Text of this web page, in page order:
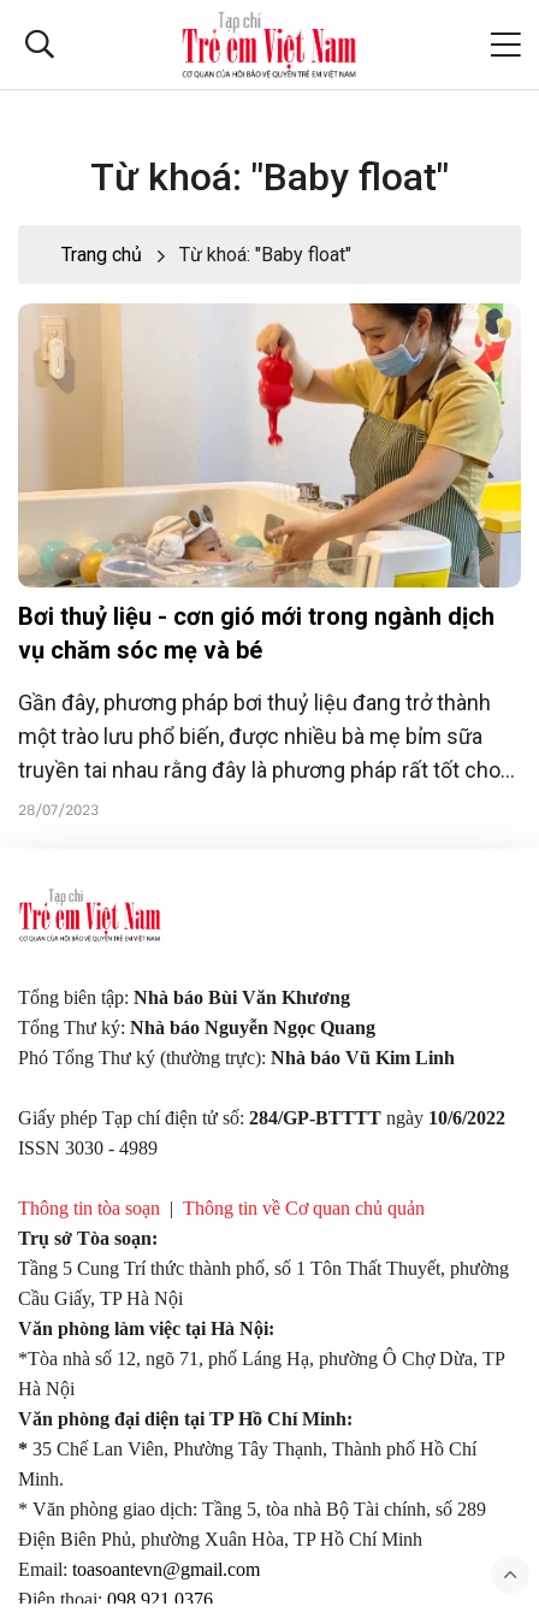
Từ khoá: "Baby float"
Trang chủ Từ khoá: "Baby float"
Bơi thuỷ liệu - cơn gió mới trong ngành dịch
vụ chăm sóc mẹ và bé
Gần đây, phương pháp bơi thuỷ liệu đang trở thành
một trào lưu phổ biến, được nhiều bà mẹ bỉm sữa
truyền tai nhau rằng đây là phương pháp rất tốt cho
sự phát triển của trẻ. Tuy nhiên, trên thị trường vẫn
28/07/2023
Tổng biên tập: Nhà báo Bùi Văn Khương
Tổng Thư ký: Nhà báo Nguyễn Ngọc Quang
Phó Tổng Thư ký (thường trực): Nhà báo Vũ Kim Linh
Giấy phép Tạp chí điện tử số: 284/GP-BTTTT ngày 10/6/2022
ISSN 3030 - 4989
Thông tin tòa soạn | Thông tin về Cơ quan chủ quản
Trụ sở Tòa soạn:
Tầng 5 Cung Trí thức thành phố, số 1 Tôn Thất Thuyết, phường
Cầu Giấy, TP Hà Nội
Văn phòng làm việc tại Hà Nội:
*Tòa nhà số 12, ngõ 71, phố Láng Hạ, phường Ô Chợ Dừa, TP
Hà Nội
Văn phòng đại diện tại TP Hồ Chí Minh:
* 35 Chế Lan Viên, Phường Tây Thạnh, Thành phố Hồ Chí
Minh.
* Văn phòng giao dịch: Tầng 5, tòa nhà Bộ Tài chính, số 289
Điện Biên Phủ, phường Xuân Hòa, TP Hồ Chí Minh
Email: toasoantevn@gmail.com
Điện thoại: 098.921.0376